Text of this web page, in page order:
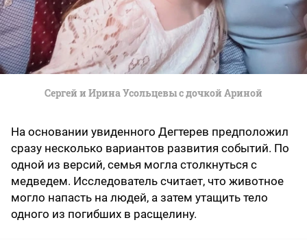
Сергей и Ирина Усольцевы с дочкой Ариной
На основании увиденного Дегтерев предположил
сразу несколько вариантов развития событий. По
одной из версий, семья могла столкнуться с
медведем. Исследователь считает, что животное
могло напасть на людей, а затем утащить тело
одного из погибших в расщелину.